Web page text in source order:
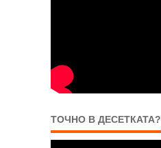
ТОЧНО В ДЕСЕТКАТА?